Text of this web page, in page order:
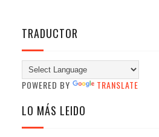
TRADUCTOR
POWERED BY TRANSLATE
LO MÁS LEIDO